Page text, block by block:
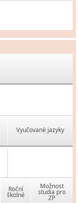
Vyučované jazyky
Roční
školné
Možnost
studia pro
ZP